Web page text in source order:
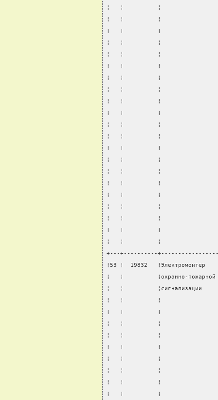
¦   ¦          ¦                  ¦В
¦   ¦          ¦
¦   ¦          ¦
¦   ¦          ¦
¦   ¦          ¦
¦   ¦          ¦
¦   ¦          ¦
¦   ¦          ¦
¦   ¦          ¦
¦   ¦          ¦
¦   ¦          ¦
¦   ¦          ¦
¦   ¦          ¦
¦   ¦          ¦
¦   ¦          ¦
¦   ¦          ¦                  ¦В
¦   ¦          ¦
¦   ¦          ¦
¦   ¦          ¦
¦   ¦          ¦
¦   ¦          ¦
+---+----------
¦53 ¦  19832
¦   ¦          ¦охранно-
¦   ¦          ¦сигнализации
¦   ¦          ¦
¦   ¦          ¦
¦   ¦          ¦
¦   ¦          ¦
¦   ¦          ¦
¦   ¦          ¦
¦   ¦          ¦
¦   ¦          ¦
¦   ¦          ¦